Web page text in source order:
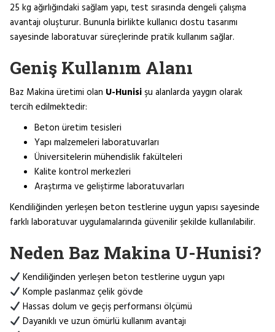
25 kg ağırlığındaki sağlam yapı, test sırasında dengeli çalışma
avantajı oluşturur. Bununla birlikte kullanıcı dostu tasarımı
sayesinde laboratuvar süreçlerinde pratik kullanım sağlar.
Geniş Kullanım Alanı
Baz Makina üretimi olan U-Hunisişu alanlarda yaygın olarak
tercih edilmektedir:
Beton üretim tesisleri
Yapı malzemeleri laboratuvarları
Üniversitelerin mühendislik fakülteleri
Kalite kontrol merkezleri
Araştırma ve geliştirme laboratuvarları
Kendiliğinden yerleşen beton testlerine uygun yapısı sayesinde
farklı laboratuvar uygulamalarında güvenilir şekilde kullanılabilir.
Neden Baz Makina U-Hunisi?
Kendiliğinden yerleşen beton testlerine uygun yapı
Komple paslanmaz çelik gövde
Hassas dolum ve geçiş performansı ölçümü
Dayanıklı ve uzun ömürlü kullanım avantajı